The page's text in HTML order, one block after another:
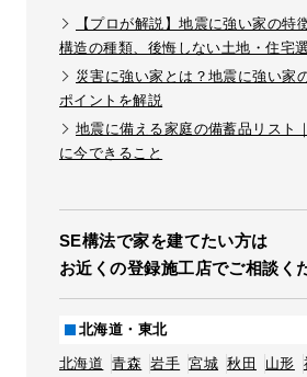
【プロが解説】地震に強い家の特
構造の種類、後悔しない土地・住宅
災害に強い家とは？地震に強い家
ポイントを解説
地震に備える家庭の備蓄品リスト
に今できること
SE構法で家を建てたい方は
お近くの登録施工店でご相談く
北海道・東北
北海道 青森 岩手 宮城 秋田 山形